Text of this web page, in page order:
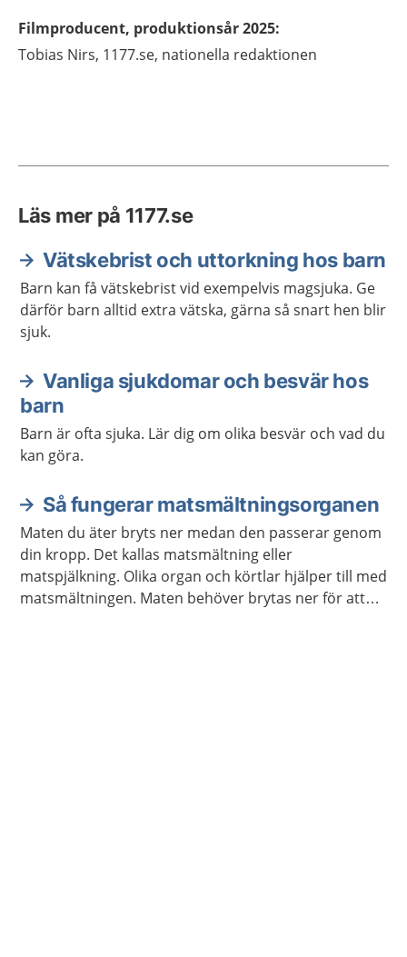
Filmproducent, produktionsår 2025:
Tobias Nirs, 1177.se, nationella redaktionen
Läs mer på 1177.se
Vätskebrist och uttorkning hos barn
Barn kan få vätskebrist vid exempelvis magsjuka. Ge
därför barn alltid extra vätska, gärna så snart hen blir
sjuk.
Vanliga sjukdomar och besvär hos
barn
Barn är ofta sjuka. Lär dig om olika besvär och vad du
kan göra.
Så fungerar matsmältningsorganen
Maten du äter bryts ner medan den passerar genom
din kropp. Det kallas matsmältning eller
matspjälkning. Olika organ och körtlar hjälper till med
matsmältningen. Maten behöver brytas ner för att